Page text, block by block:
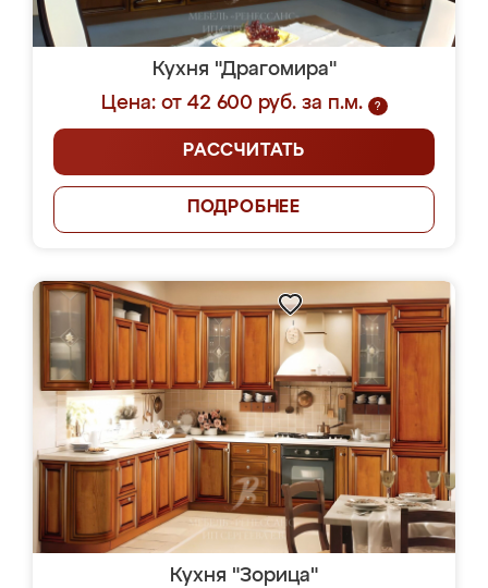
Кухня "Драгомира"
Цена: от 42 600 руб. за п.м.
?
РАССЧИТАТЬ
ПОДРОБНЕЕ
Кухня "Зорица"